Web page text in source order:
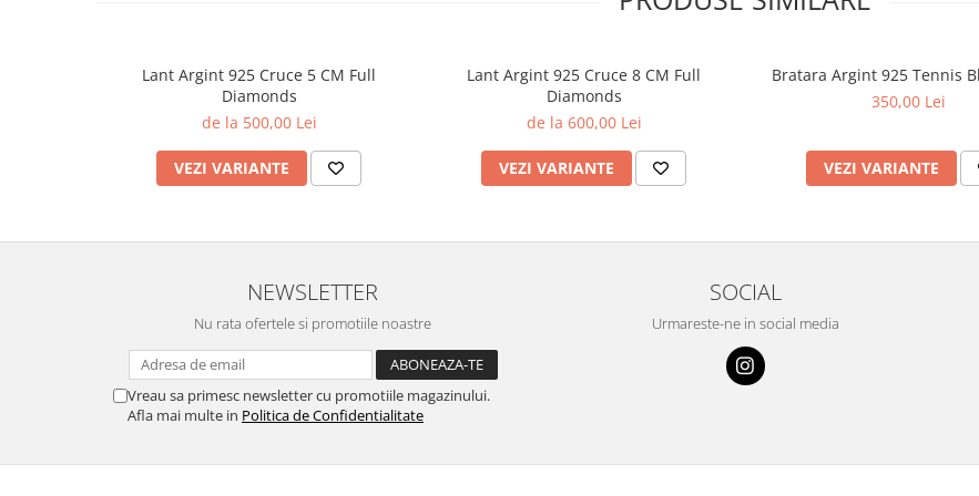
Lant Argint 925 Cruce 5 CM Full
Diamonds
de la 500,00 Lei
VEZI VARIANTE
Lant Argint 925 Cruce 8 CM Full
Diamonds
de la 600,00 Lei
VEZI VARIANTE
Bratara Argint 925 Tennis
350,00 Lei
VEZI VARIANTE
NEWSLETTER
Nu rata ofertele si promotiile noastre
Vreau sa primesc newsletter cu promotiile magazinului.
Afla mai multe in Politica de Confidentialitate
SOCIAL
Urmareste-ne in social media